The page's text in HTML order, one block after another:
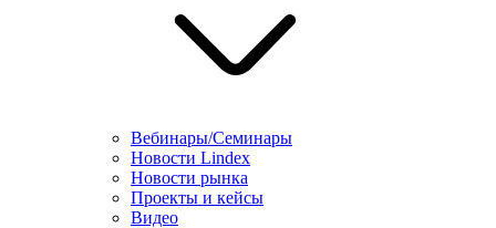
Вебинары/Семинары
Новости Lindex
Новости рынка
Проекты и кейсы
Видео